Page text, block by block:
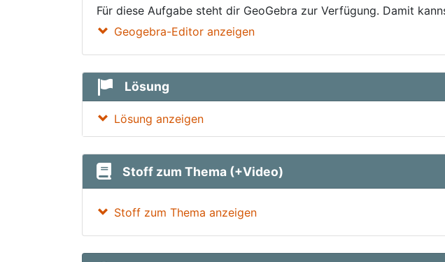
Für diese Aufgabe steht dir GeoGebra zur Verfügung. Damit
Geogebra-Editor anzeigen
Lösung
Lösung anzeigen
Stoff zum Thema (+Video)
Stoff zum Thema anzeigen